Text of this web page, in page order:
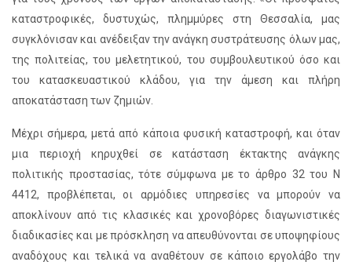
καταστροφικές, δυστυχώς, πλημμύρες στη Θεσσαλία, μας
συγκλόνισαν και ανέδειξαν την ανάγκη συστράτευσης όλων μας,
της πολιτείας, του μελετητικού, του συμβουλευτικού όσο και
του κατασκευαστικού κλάδου, για την άμεση και πλήρη
αποκατάσταση των ζημιών.
Μέχρι σήμερα, μετά από κάποια φυσική καταστροφή, και όταν
μια περιοχή κηρυχθεί σε κατάσταση έκτακτης ανάγκης
πολιτικής προστασίας, τότε σύμφωνα με το άρθρο 32 του Ν
4412, προβλέπεται, οι αρμόδιες υπηρεσίες να μπορούν να
αποκλίνουν από τις κλασικές και χρονοβόρες διαγωνιστικές
διαδικασίες και με πρόσκληση να απευθύνονται σε υποψηφίους
αναδόχους και τελικά να αναθέτουν σε κάποιο εργολάβο την